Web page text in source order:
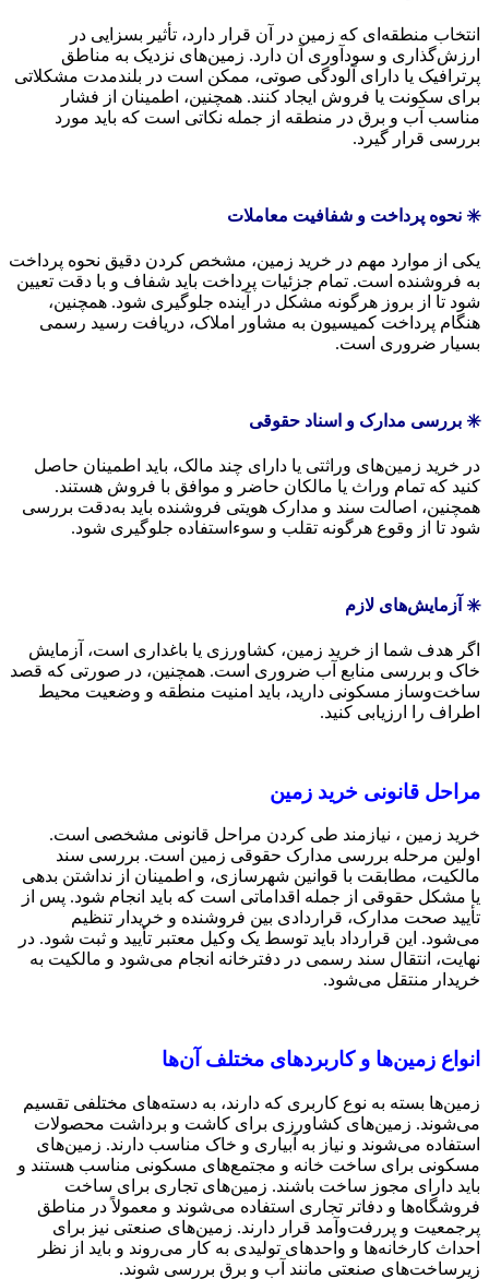
انتخاب منطقه‌ای که زمین در آن قرار دارد، تأثیر بسزایی در
ارزش‌گذاری و سودآوری آن دارد. زمین‌های نزدیک به مناطق
پرترافیک یا دارای آلودگی صوتی، ممکن است در بلندمدت مشکلاتی
برای سکونت یا فروش ایجاد کنند. همچنین، اطمینان از فشار
مناسب آب و برق در منطقه از جمله نکاتی است که باید مورد
بررسی قرار گیرد.
✳️ نحوه پرداخت و شفافیت معاملات
یکی از موارد مهم در خرید زمین، مشخص کردن دقیق نحوه پرداخت
به فروشنده است. تمام جزئیات پرداخت باید شفاف و با دقت تعیین
شود تا از بروز هرگونه مشکل در آینده جلوگیری شود. همچنین،
هنگام پرداخت کمیسیون به مشاور املاک، دریافت رسید رسمی
بسیار ضروری است.
✳️ بررسی مدارک و اسناد حقوقی
در خرید زمین‌های وراثتی یا دارای چند مالک، باید اطمینان حاصل
کنید که تمام وراث یا مالکان حاضر و موافق با فروش هستند.
همچنین، اصالت سند و مدارک هویتی فروشنده باید به‌دقت بررسی
شود تا از وقوع هرگونه تقلب و سوءاستفاده جلوگیری شود.
✳️ آزمایش‌های لازم
اگر هدف شما از خرید زمین، کشاورزی یا باغداری است، آزمایش
خاک و بررسی منابع آب ضروری است. همچنین، در صورتی که قصد
ساخت‌وساز مسکونی دارید، باید امنیت منطقه و وضعیت محیط
اطراف را ارزیابی کنید.
مراحل قانونی خرید زمین
خرید زمین ، نیازمند طی کردن مراحل قانونی مشخصی است.
اولین مرحله بررسی مدارک حقوقی زمین است. بررسی سند
مالکیت، مطابقت با قوانین شهرسازی، و اطمینان از نداشتن بدهی
یا مشکل حقوقی از جمله اقداماتی است که باید انجام شود. پس از
تأیید صحت مدارک، قراردادی بین فروشنده و خریدار تنظیم
می‌شود. این قرارداد باید توسط یک وکیل معتبر تأیید و ثبت شود. در
نهایت، انتقال سند رسمی در دفترخانه انجام می‌شود و مالکیت به
خریدار منتقل می‌شود.
انواع زمین‌ها و کاربردهای مختلف آن‌ها
زمین‌ها بسته به نوع کاربری که دارند، به دسته‌های مختلفی تقسیم
می‌شوند. زمین‌های کشاورزی برای کاشت و برداشت محصولات
استفاده می‌شوند و نیاز به آبیاری و خاک مناسب دارند. زمین‌های
مسکونی برای ساخت خانه و مجتمع‌های مسکونی مناسب هستند و
باید دارای مجوز ساخت باشند. زمین‌های تجاری برای ساخت
فروشگاه‌ها و دفاتر تجاری استفاده می‌شوند و معمولاً در مناطق
پرجمعیت و پررفت‌وآمد قرار دارند. زمین‌های صنعتی نیز برای
احداث کارخانه‌ها و واحدهای تولیدی به کار می‌روند و باید از نظر
زیرساخت‌های صنعتی مانند آب و برق بررسی شوند.